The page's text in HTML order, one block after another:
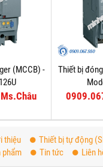
(MCCB) -
Thiết bị
thiệu Thiết bị tự động
phẩm
Tin tức Liên